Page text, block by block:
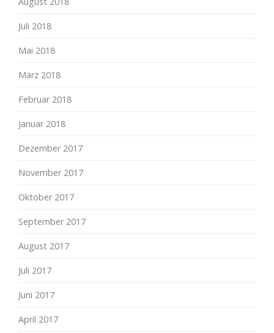
Juli 2018
Mai 2018
März 2018
Februar 2018
Januar 2018
Dezember 2017
November 2017
Oktober 2017
September 2017
August 2017
Juli 2017
Juni 2017
April 2017